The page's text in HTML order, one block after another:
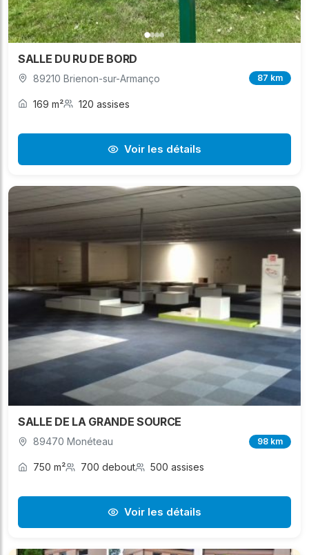
SALLE DU RU DE BORD
89210 Brienon-sur-Armanço 87 km
169 m² 120 assises
Voir les détails
SALLE DE LA GRANDE SOURCE
89470 Monéteau 98 km
750 m² 700 debout 500 assises
Voir les détails